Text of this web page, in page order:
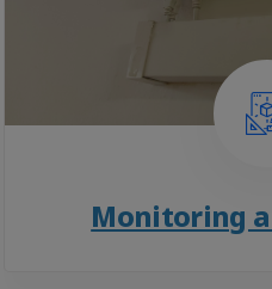
Monitoring